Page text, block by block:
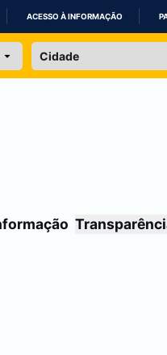
ACESSO À INFORMAÇÃO